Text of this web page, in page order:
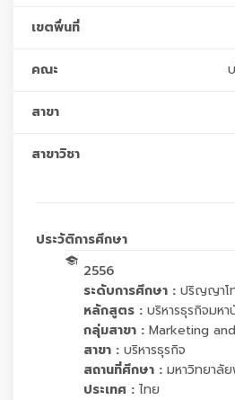
เขตพื่นที่
คณะ
สาขา
สาขาวิชา
ประวัติการศึกษา
2556
ระดับการศึกษา : ปริญญาโ
หลักสูตร : บริหารธุรกิจมห
กลุ่มสาขา : Marketing
สาขา : บริหารธุรกิจ
สถานที่ศึกษา : มหาวิทยาลั
ประเทศ : ไทย